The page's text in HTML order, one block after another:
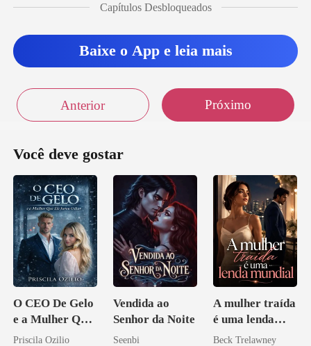
que, inf
Capítulos Desbloqueados
Baixe o App e leia mais
Anterior Próximo
Você deve gostar
O CEO De Gelo
e a Mulher Que
Ele Jurou Odiar
Priscila Ozilio
Vendida ao
Senhor da Noite
Seenbi
A mulher traída
é uma lenda
mundial
Beck Trelawney